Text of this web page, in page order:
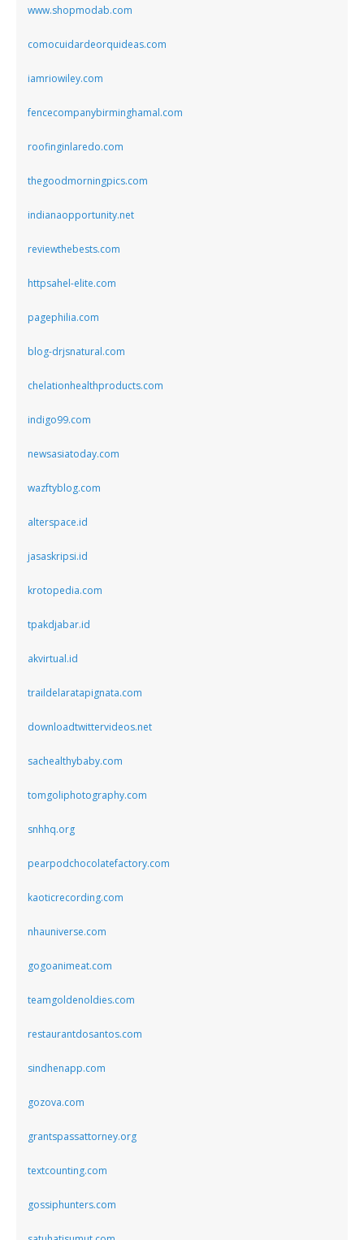
www.shopmodab.com
comocuidardeorquideas.com
iamriowiley.com
fencecompanybirminghamal.com
roofinginlaredo.com
thegoodmorningpics.com
indianaopportunity.net
reviewthebests.com
httpsahel-elite.com
pagephilia.com
blog-drjsnatural.com
chelationhealthproducts.com
indigo99.com
newsasiatoday.com
wazftyblog.com
alterspace.id
jasaskripsi.id
krotopedia.com
tpakdjabar.id
akvirtual.id
traildelaratapignata.com
downloadtwittervideos.net
sachealthybaby.com
tomgoliphotography.com
snhhq.org
pearpodchocolatefactory.com
kaoticrecording.com
nhauniverse.com
gogoanimeat.com
teamgoldenoldies.com
restaurantdosantos.com
sindhenapp.com
gozova.com
grantspassattorney.org
textcounting.com
gossiphunters.com